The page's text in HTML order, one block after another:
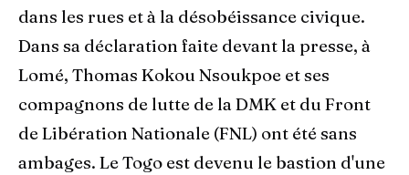
dans les rues et à la désobéissance civique.
Dans sa déclaration faite devant la presse, à
Lomé, Thomas Kokou Nsoukpoe et ses
compagnons de lutte de la DMK et du Front
de Libération Nationale (FNL) ont été sans
ambages. Le Togo est devenu le bastion d'une